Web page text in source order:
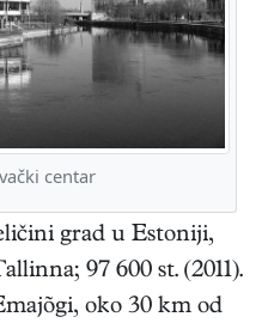
centar
grad u Estoniji,
97 600 st. (2011).
oko 30 km od